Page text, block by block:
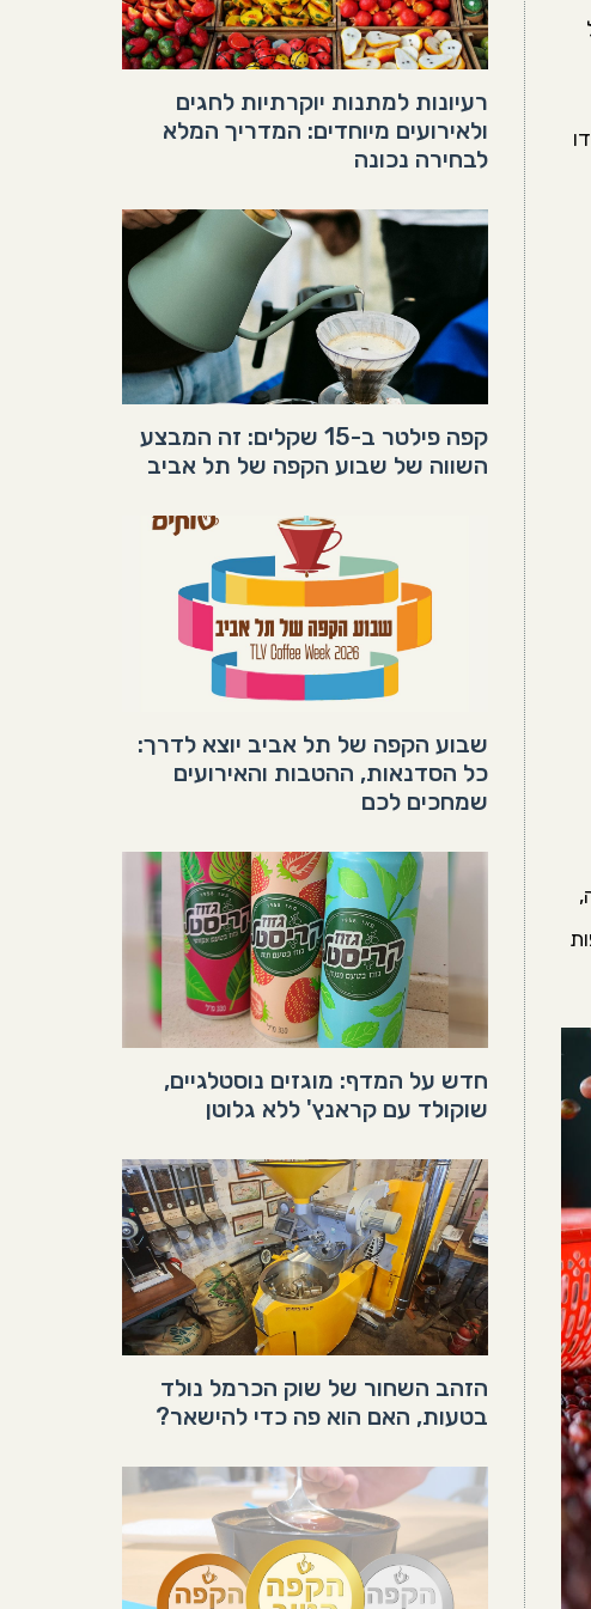
רעיונות למתנות יוקרתיות לחגים
ולאירועים מיוחדים: המדריך המלא
לבחירה נכונה
קפה פילטר ב-15 שקלים: זה המבצע
השווה של שבוע הקפה של תל אביב
שבוע הקפה של תל אביב יוצא לדרך:
כל הסדנאות, ההטבות והאירועים
שמחכים לכם
חדש על המדף: מוגזים נוסטלגיים,
שוקולד עם קראנץ' ללא גלוטן
הזהב השחור של שוק הכרמל נולד
בטעות, האם הוא פה כדי להישאר?